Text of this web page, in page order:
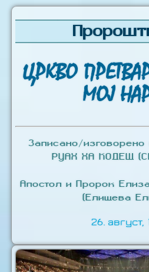
ЦРКВО
МОЈ
Записано/
РУАХ ХА КОДЕШ
Апостол и Пророк
(Елишева
26. август,